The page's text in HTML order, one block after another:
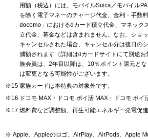
用額（税込）には、モバイルSuica／モバイル
を除く電子マネーのチャージ代金、金利・手数
docomo」におけるdカード積立代金、マネック
立代金、募金などは含まれません。なお、ショ
キャンセルされた場合、キャンセル分は後日の
減額されます（詳細はdカードサイトにて別途
族会員は、2年目以降は、10％ポイント還元と
は変更となる可能性がございます。
家族カードは本特典の対象外です。
ドコモ MAX・ドコモ ポイ活 MAX・ドコモ ポイ
燃料費など調整額、再生可能エネルギー発電促
Apple、Appleのロゴ、AirPlay、AirPods、Apple